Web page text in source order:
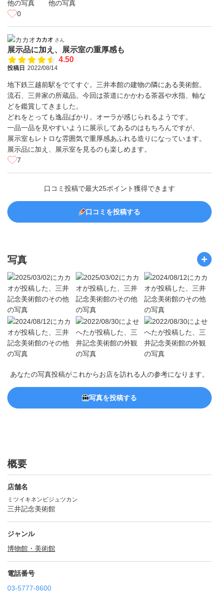
0
カカオ さん
展示品に加え、展示室の重厚感も
4.50
投稿日 2022/08/14
地下鉄三越前駅をでてすぐ。三井本館の建物の隣にある美術館。
流石、三井家の所蔵品。今回は茶道にかかわる茶器や水指、軸な
どを鑑賞してきました。
どれをとっても逸品ばかり。オーラが感じられるようです。
一品一品を見やすいように展示してあるのはもちろんですが、
展示室もレトロな雰囲気で重厚感あふれる造りになっています。
展示品に加え、展示室を見るのも楽しめます。
7
口コミ投稿で最大25ポイント獲得できます
口コミを投稿する
写真
あなたの写真投稿がこれからお店を訪れる人の参考になります。
写真を投稿する
概要
店舗名
ミツイキネンビジュツカン
三井記念美術館
ジャンル
博物館・美術館
電話番号
03-5777-8600